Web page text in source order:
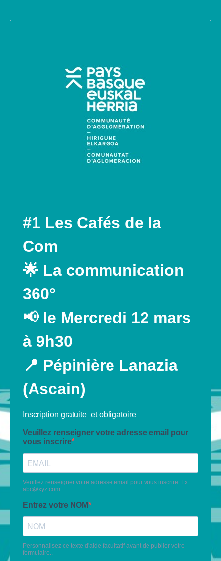
#1 Les Cafés de la
Com
🌟 La communication
360°
📢 le Mercredi 12 mars
à 9h30
📍 Pépinière Lanazia
(Ascain)
Inscription gratuite et obligatoire
Veuillez renseigner votre adresse email pour
vous inscrire
Veuillez renseigner votre adresse email pour vous inscrire. Ex. :
abc@xyz.com
Entrez votre NOM
Personnalisez ce texte d'aide facultatif avant de publier votre
formulaire..